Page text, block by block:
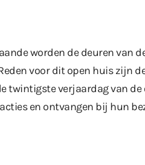
worden de deuren van
voor dit open huis zijn
twintigste verjaardag van de
en ontvangen bij hun